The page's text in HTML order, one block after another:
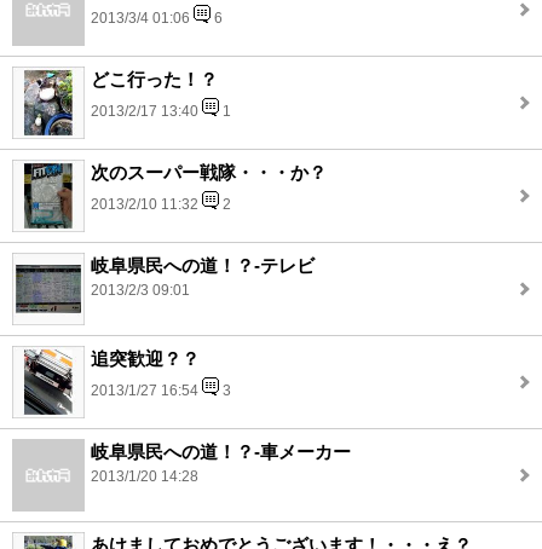
2013/3/4 01:06 6
どこ行った！？
2013/2/17 13:40 1
次のスーパー戦隊・・・か？
2013/2/10 11:32 2
岐阜県民への道！？-テレビ
2013/2/3 09:01
追突歓迎？？
2013/1/27 16:54 3
岐阜県民への道！？-車メーカー
2013/1/20 14:28
あけましておめでとうございます！・・・え？